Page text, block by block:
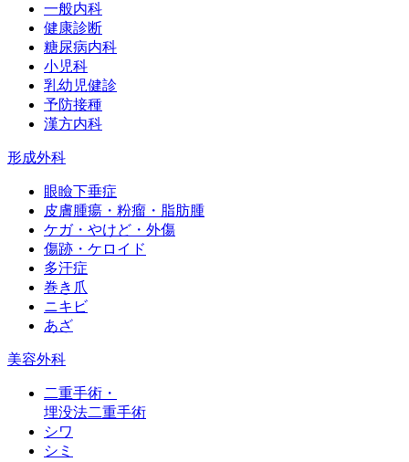
一般内科
健康診断
糖尿病内科
小児科
乳幼児健診
予防接種
漢方内科
形成外科
眼瞼下垂症
皮膚腫瘍・粉瘤・脂肪腫
ケガ・やけど・外傷
傷跡・ケロイド
多汗症
巻き爪
ニキビ
あざ
美容外科
二重手術・
埋没法二重手術
シワ
シミ